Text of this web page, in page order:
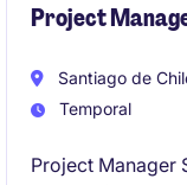
Project
Santiago de
Temporal
Project Manager